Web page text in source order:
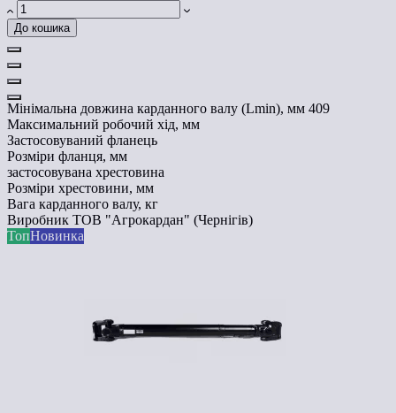
До кошика
Мінімальна довжина карданного валу (Lmin), мм 409
Максимальний робочий хід, мм
Застосовуваний фланець
Розміри фланця, мм
застосовувана хрестовина
Розміри хрестовини, мм
Вага карданного валу, кг
Виробник ТОВ "Агрокардан" (Чернігів)
ТопНовинка